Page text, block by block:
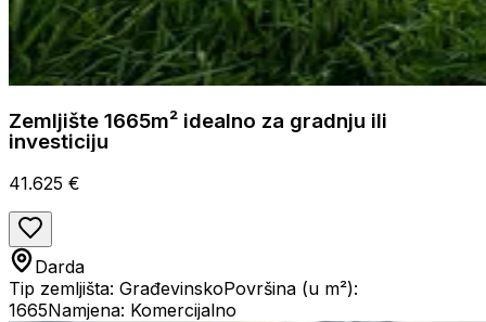
Zemljište 1665m² idealno za gradnju ili
investiciju
41.625 €
Darda
Tip zemljišta: GrađevinskoPovršina (u m²):
1665Namjena: Komercijalno